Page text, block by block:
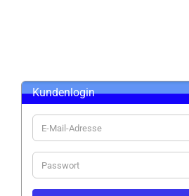
Kundenlogin
E-
Mail-
Adresse
Passwort